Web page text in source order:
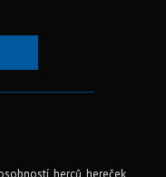
herců, hereček,